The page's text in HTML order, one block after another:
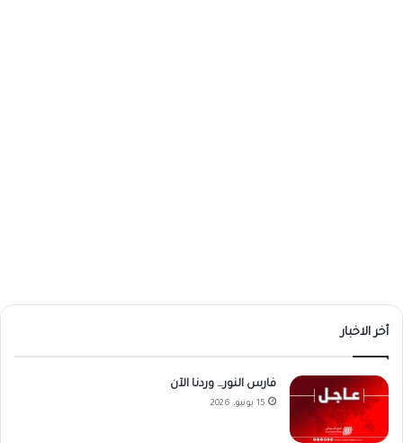
أخر الاخبار
فارس النور… وردنا الآن
15 يونيو، 2026